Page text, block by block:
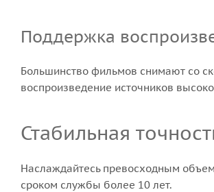
Поддержка
Большинство фильмов снимают со
воспроизведение источников
Стабильная
Наслаждайтесь превосходным
сроком службы более 10 лет.